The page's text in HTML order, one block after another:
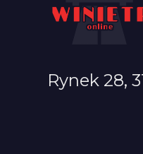
Rynek 28,